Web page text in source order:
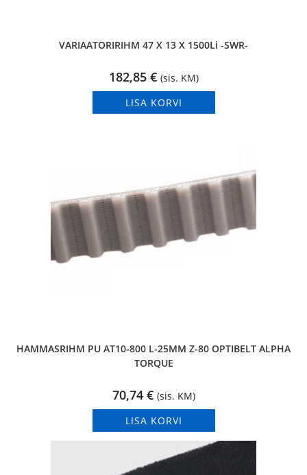
VARIAATORIRIHM 47 X 13 X 1500Li -SWR-
182,85 € (sis. KM)
LISA KORVI
HAMMASRIHM PU AT10-800 L-25MM Z-80 OPTIBELT ALPHA
TORQUE
70,74 € (sis. KM)
LISA KORVI